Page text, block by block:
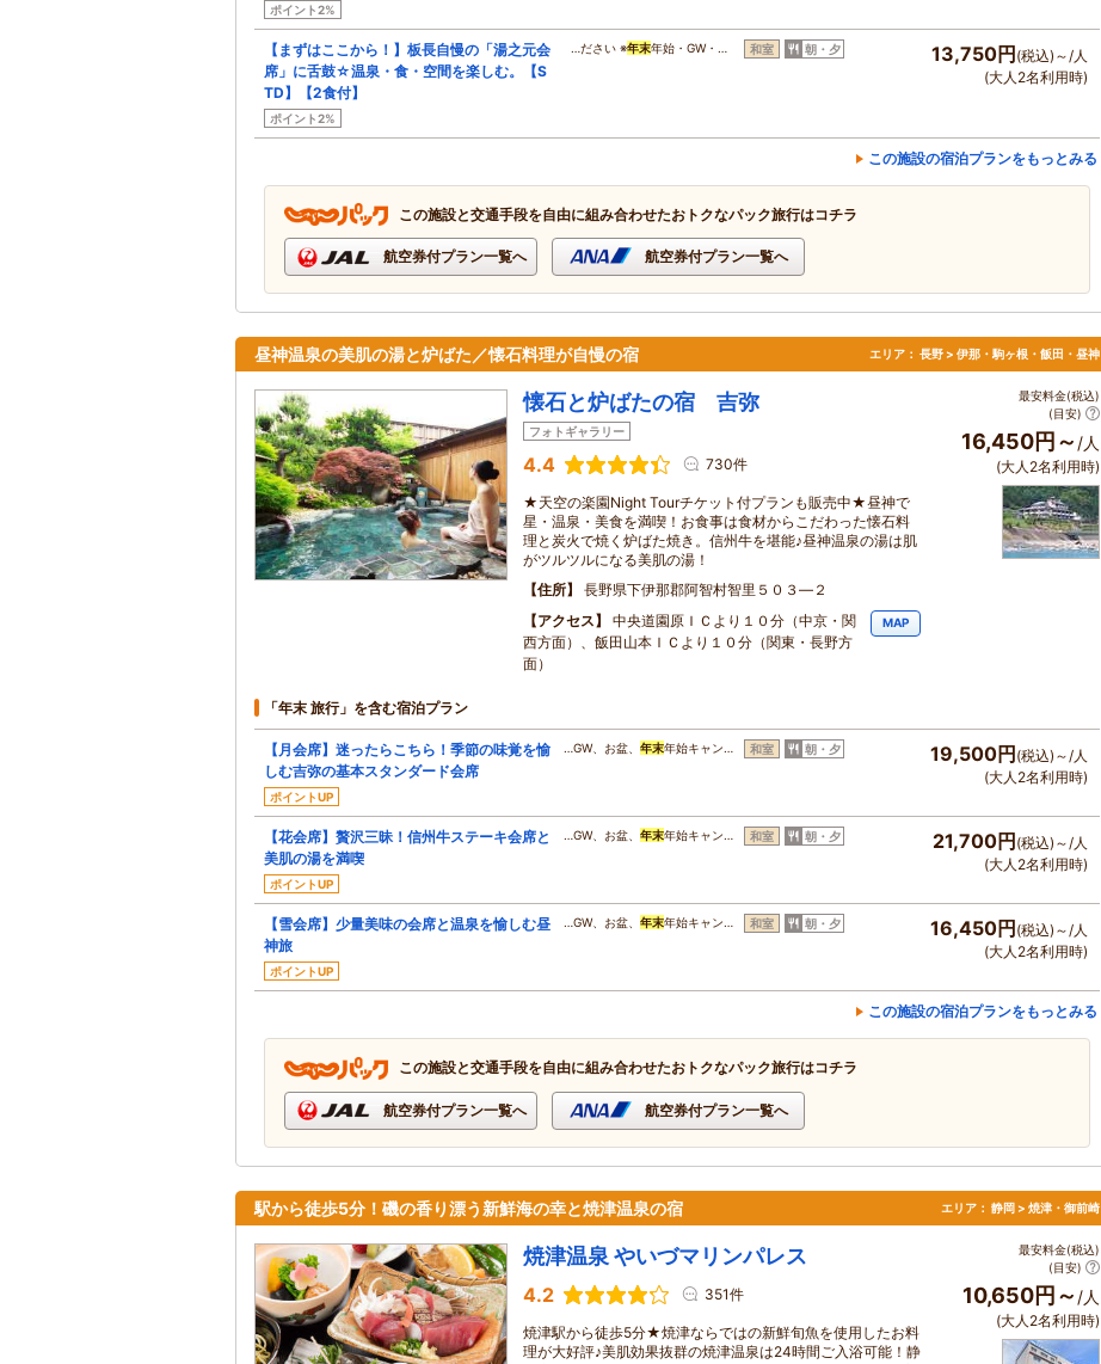
ポイント2%
【まずはここから！】板長自慢の「湯之元会
席」に舌鼓☆温泉・食・空間を楽しむ。【S
TD】【2食付】
ポイント2%
…ださい ※年末年始・GW・… 和室 朝・夕 13,750円(税込)～/人
(大人2名利用時)
この施設の宿泊プランをもっとみる
この施設と交通手段を自由に組み合わせたおトクなパック旅行はコチラ
航空券付プラン一覧へ 航空券付プラン一覧へ
昼神温泉の美肌の湯と炉ばた／懐石料理が自慢の宿 エリア： 長野 > 伊那・駒ヶ根・飯田・昼神
懐石と炉ばたの宿 吉弥
フォトギャラリー
4.4 730件
★天空の楽園Night Tourチケット付プランも販売中★昼神で
星・温泉・美食を満喫！お食事は食材からこだわった懐石料
理と炭火で焼く炉ばた焼き。信州牛を堪能♪昼神温泉の湯は肌
がツルツルになる美肌の湯！
住所
長野県下伊那郡阿智村智里５０３―２
アクセス
中央道園原ＩＣより１０分（中京・関
西方面）、飯田山本ＩＣより１０分（関東・長野方
面）
MAP
最安料金(税込)
(目安)
16,450円～/人
(大人2名利用時)
「年末 旅行」を含む宿泊プラン
【月会席】迷ったらこちら！季節の味覚を愉
しむ吉弥の基本スタンダード会席
ポイントUP
…GW、お盆、 年末年始キャン… 和室 朝・夕 19,500円 (税込)～/人
(大人2名利用時)
【花会席】贅沢三昧！信州牛ステーキ会席と
美肌の湯を満喫
ポイントUP
…GW、お盆、 年末年始キャン… 和室 朝・夕 21,700円 (税込)～/人
(大人2名利用時)
【雪会席】少量美味の会席と温泉を愉しむ昼
神旅
ポイントUP
…GW、お盆、 年末年始キャン… 和室 朝・夕 16,450円 (税込)～/人
(大人2名利用時)
この施設の宿泊プランをもっとみる
この施設と交通手段を自由に組み合わせたおトクなパック旅行はコチラ
航空券付プラン一覧へ 航空券付プラン一覧へ
駅から徒歩5分！磯の香り漂う新鮮海の幸と焼津温泉の宿 エリア： 静岡 > 焼津・御前崎
焼津温泉 やいづマリンパレス
4.2 351件
焼津駅から徒歩5分★焼津ならではの新鮮旬魚を使用したお料
理が大好評♪美肌効果抜群の焼津温泉は24時間ご入浴可能！静
最安料金(税込)
(目安)
10,650円～ /人
(大人2名利用時)